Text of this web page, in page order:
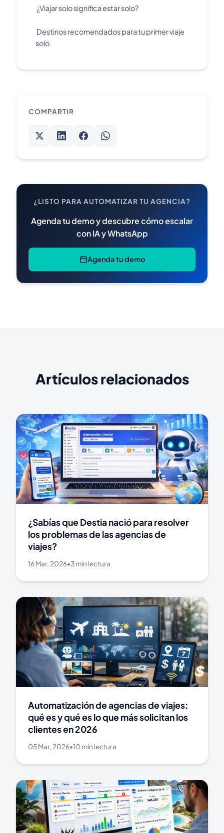
¿Viajar solo significa estar solo?
Destinos recomendados para tu primer viaje
solo
COMPARTIR
¿LISTO PARA AUTOMATIZAR TU AGENCIA?
Agenda tu demo y descubre cómo escalar
con IA y WhatsApp
Agenda tu demo
Artículos relacionados
¿Sabías que Destia nació para resolver
los problemas de las agencias de
viajes?
16 Mar, 2026•3 min lectura
Automatización de agencias de viajes:
qué es y qué es lo que más solicitan los
clientes en 2026
05 Mar, 2026•10 min lectura